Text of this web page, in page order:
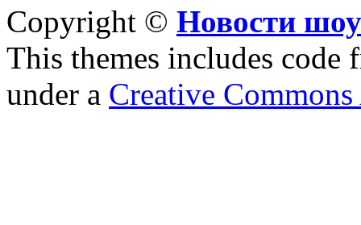
Copyright © Новости
This themes includes code
under a Creative